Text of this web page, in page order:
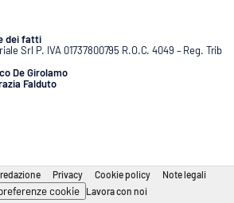
dei fatti
Srl P. IVA 01737800795 R.O.C. 4049 – Reg. Trib
De Girolamo
Falduto
Privacy Cookie policy Note legali
cookie Lavora con noi